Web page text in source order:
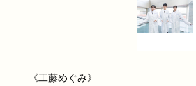
《工藤めぐみ》